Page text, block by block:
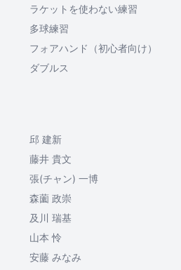
ラケットを使わない練習
多球練習
フォアハンド（初心者向け）
ダブルス
邱 建新
藤井 貴文
張(チャン) 一博
森薗 政崇
及川 瑞基
山本 怜
安藤 みなみ